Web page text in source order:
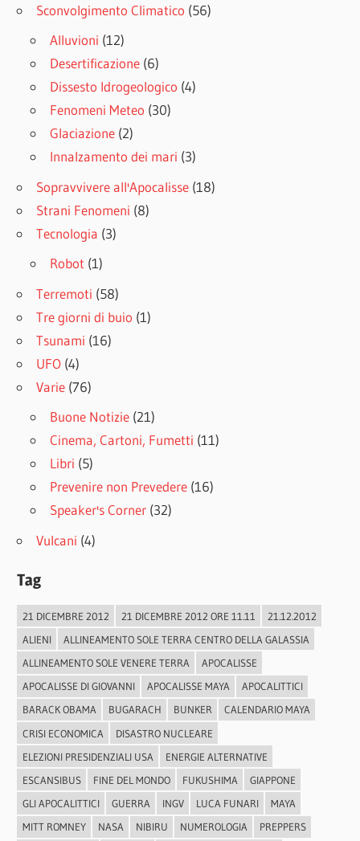
Sconvolgimento Climatico (56)
Alluvioni (12)
Desertificazione (6)
Dissesto Idrogeologico (4)
Fenomeni Meteo (30)
Glaciazione (2)
Innalzamento dei mari (3)
Sopravvivere all'Apocalisse (18)
Strani Fenomeni (8)
Tecnologia (3)
Robot (1)
Terremoti (58)
Tre giorni di buio (1)
Tsunami (16)
UFO (4)
Varie (76)
Buone Notizie (21)
Cinema, Cartoni, Fumetti (11)
Libri (5)
Prevenire non Prevedere (16)
Speaker's Corner (32)
Vulcani (4)
Tag
21 DICEMBRE 2012 21 DICEMBRE 2012 ORE 11.11
21.12.2012
ALIENI
ALLINEAMENTO SOLE TERRA CENTRO DELLA GALASSIA
ALLINEAMENTO SOLE VENERE TERRA
APOCALISSE
APOCALISSE DI GIOVANNI
APOCALISSE MAYA
APOCALITTICI
BARACK OBAMA
BUGARACH BUNKER
CALENDARIO MAYA
CRISI ECONOMICA
DISASTRO NUCLEARE
ELEZIONI PRESIDENZIALI USA
ENERGIE ALTERNATIVE
ESCANSIBUS
FINE DEL MONDO FUKUSHIMA
GIAPPONE
GLI APOCALITTICI
GUERRA INGV LUCA FUNARI
MAYA
MITT ROMNEY
NASA NIBIRU NUMEROLOGIA PREPPERS